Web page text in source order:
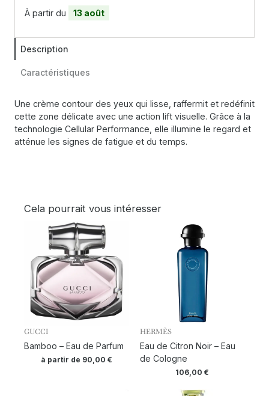
À partir du 13 août
Description
Caractéristiques
Une crème contour des yeux qui lisse, raffermit et redéfinit
cette zone délicate avec une action lift visuelle. Grâce à la
technologie Cellular Performance, elle illumine le regard et
atténue les signes de fatigue et du temps.
Cela pourrait vous intéresser
GUCCI
Bamboo – Eau de Parfum
à partir de 90,00€
HERMÈS
Eau de Citron Noir – Eau
de Cologne
106,00€